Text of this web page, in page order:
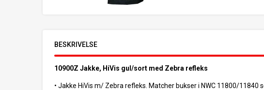
BESKRIVELSE
10900Z Jakke, HiVis gul/sort med Zebra refleks
• Jakke HiVis m/ Zebra refleks. Matcher bukser i NWC 11800/11840